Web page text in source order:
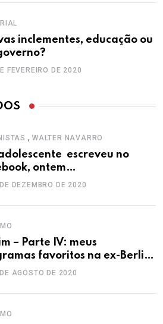
inclementes, educação ou
FEVEREIRO DE 2020
, WALTER NAVARRO
escreveu no
ontem…
DEZEMBRO DE 2020
– Parte IV: meus
favoritos na ex-Berlim
AGOSTO DE 2020